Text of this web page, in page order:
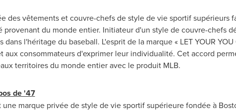
des vêtements et couvre-chefs de style de vie sportif supérieurs
provenant du monde entier. Initiateur d'un style de couvre-chefs
dans l'héritage du baseball. L'esprit de la marque « LET YOUR
aux consommateurs d'exprimer leur individualité. Cet accord
territoires du monde entier avec le produit MLB.
de '47
une marque privée de style de vie sportif supérieure fondée à